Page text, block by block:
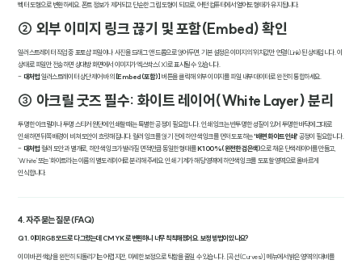
벡터 도형으로 변환하세요. 폰트 정보가 제거되고 단순한 그림 도형이 되므로, 어떤 컴퓨터에서 열어도 형태가 유지됩니다.
② 외부 이미지 링크 끊기 및 포함(Embed) 확인
일러스트레이터 작업 중 포토샵 파일이나 사진을 드래그 앤 드롭으로 얹어두면, 기본 설정은 이미지의 '위치값'만 연결(Link)된 상태입니다. 이
상태로 파일만 전송하면 상대방 화면에서 이미지가 엑스박스(X)로 표시될 수 있습니다.
- 대처법: 일러스트레이터 상단 제어 바의 [Embed(포함)] 버튼을 클릭해 외부 이미지를 파일 내부 데이터로 완전히 통합하세요.
③ 아크릴 굿즈 필수: 화이트 레이어(White Layer) 분리
투명한 아크릴이나 투명 스티커 원단에 인쇄할 때는 특별한 공정이 필요합니다. 인쇄 잉크는 반투명한 성질이 있어 투명한 바닥에 그대로
인쇄하면 뒤쪽 배경이 비쳐 도안이 흐릿해집니다. 컬러 잉크를 얹기 전에 하얀색 잉크를 먼저 도포하는'배면 화이트 인쇄' 공정이 필요합니다.
- 대처법: 컬러 도안과 별개로, 하얀색 잉크가 발라질 면적만큼 동일한 형태를K100%(완전한 검은색)으로 채운 단색 레이어를 만들고,
'White' 또는 '화이트'라는 이름의 별도 레이어로 분리해 주세요. 인쇄 기계가 해당 영역에 하얀색 잉크를 도포할 영역으로 올바르게
인식합니다.
4. 자주 묻는 질문 (FAQ)
Q1. 이미 RGB 모드로 다 그렸는데 CMYK로 변환하니 너무 칙칙해졌어요. 보정 방법이 있나요?
이미 바뀐 색상을 완전히 되돌리기는 어렵지만, 미세한 보정으로 탁함을 줄일 수 있습니다. [곡선(Curves)] 메뉴에서 밝은 영역의 대비를